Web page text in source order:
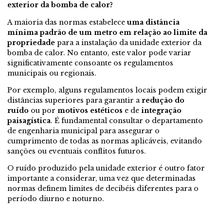
exterior da bomba de calor?
A maioria das normas estabeleceuma distância
mínima padrão de um metro em relação ao limite da
propriedade para a instalação da unidade exterior da
bomba de calor. No entanto, este valor pode variar
significativamente consoante os regulamentos
municipais ou regionais.
Por exemplo, alguns regulamentos locais podem exigir
distâncias superiores para garantir aredução do
ruído ou por motivos estéticos e de integração
paisagística. É fundamental consultar o departamento
de engenharia municipal para assegurar o
cumprimento de todas as normas aplicáveis, evitando
sanções ou eventuais conflitos futuros.
O ruído produzido pela unidade exterior é outro fator
importante a considerar, uma vez que determinadas
normas definem limites de decibéis diferentes para o
período diurno e noturno.